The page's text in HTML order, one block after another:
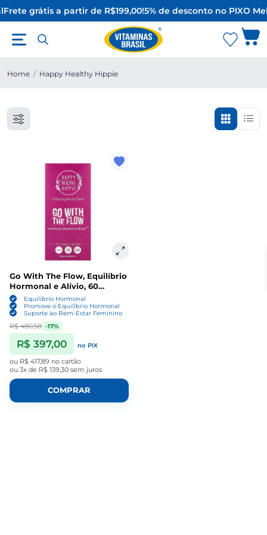
Frete grátis a partir de R$199,00!5% de desconto no PIXO
Home / Happy Healthy Hippie
Go With The Flow, Equilíbrio
Hormonal e Alívio, 60
Cápsulas, Happy Healthy
Hippie
Equilíbrio Hormonal
Promove o Equilíbrio Hormonal
Suporte ao Bem-Estar Feminino
R$ 480,58 -17%
R$ 397,00 no PIX
ou R$ 417,89 no cartão
ou 3x de R$ 139,30 sem juros
COMPRAR